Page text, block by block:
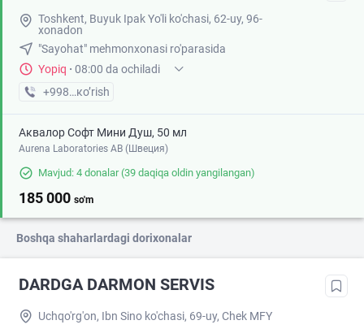
Toshkent, Buyuk Ipak Yo'li ko'chasi, 62-uy, 96-
xonadon
"Sayohat" mehmonxonasi ro'parasida
Yopiq · 08:00 da ochiladi
+998 (71) XXX-XX-XX
кo’rish
Аквалор Софт Мини Душ, 50 мл
Aurena Laboratories AB (Швеция)
Mavjud: 4 donalar(39 daqiqa oldin yangilangan)
185 000 so'm
Boshqa shaharlardagi dorixonalar
DARDGA DARMON SERVIS
Uchqo'rg'on, Ibn Sino ko'chasi, 69-uy, Chek MFY